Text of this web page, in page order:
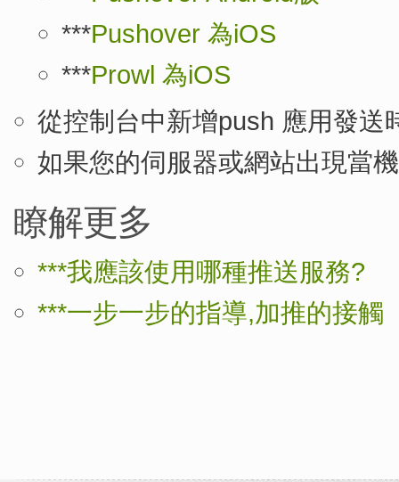
***Pushover 為iOS
***Prowl 為iOS
從控制台中新增push 應用發送
如果您的伺服器或網站出現當
瞭解更多
***我應該使用哪種推送服務?
***一步一步的指導,加推的接觸